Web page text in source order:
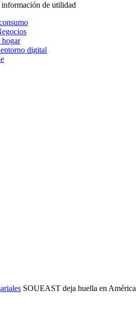
de utilidad
digital
SOUEAST deja huella en América